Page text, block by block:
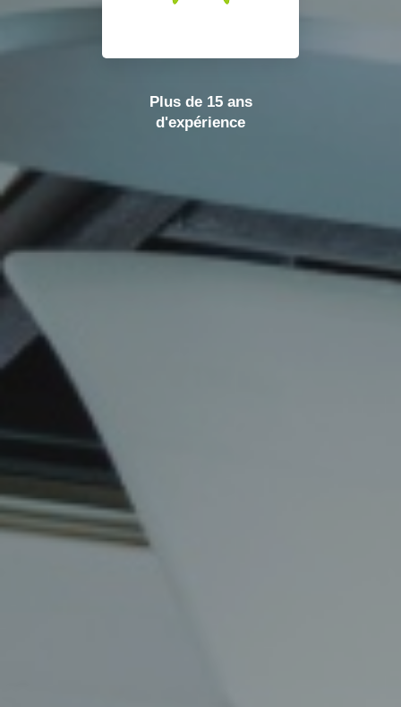
Plus de 15 ans
d'expérience